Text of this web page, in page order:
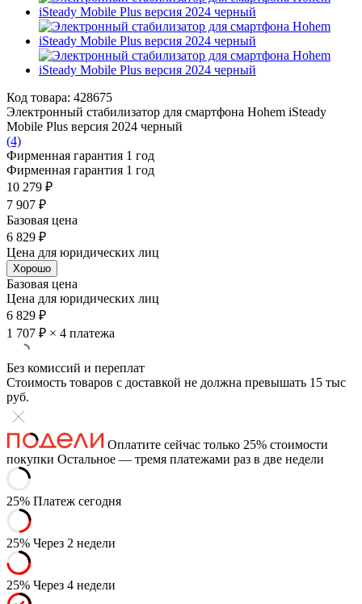
Код товара: 428675
Электронный стабилизатор для смартфона Hohem iSteady
Mobile Plus версия 2024 черный
(4)
Фирменная гарантия 1 год
Фирменная гарантия 1 год
10 279 ₽
7 907 ₽
Базовая цена
6 829 ₽
Цена для юридических лиц
Хорошо
Базовая цена
Цена для юридических лиц
6 829 ₽
1 707 ₽ × 4 платежа
Без комиссий и переплат
Стоимость товаров с доставкой не должна превышать 15 тыс
руб.
Оплатите сейчас только 25% стоимости
покупки Остальное — тремя платежами раз в две недели
25% Платеж сегодня
25% Через 2 недели
25% Через 4 недели